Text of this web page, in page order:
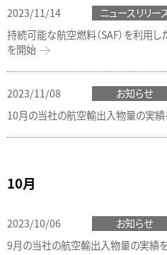
2023/11/14
ニュースリリー
持続可能な航空燃料（SAF）を利用
を開始
2023/11/08
お知らせ
10月の当社の航空輸出入物量の実績
10月
2023/10/06
お知らせ
9月の当社の航空輸出入物量の実績